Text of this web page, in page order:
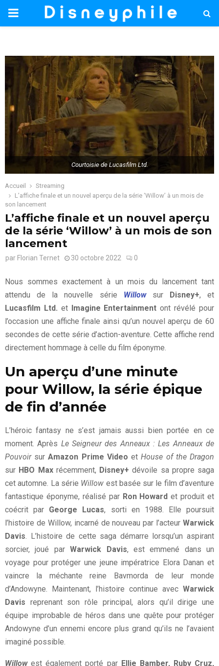
PRIMARY
Courtoisie de Lucasfilm Ltd.
Accueil
Streaming
L’affiche finale et un nouvel aperçu de la série ‘Willow’ à un mois de
son lancement
L’affiche finale et un nouvel aperçu
de la série ‘Willow’ à un mois de son
lancement
par Florian Ternet 30 octobre 2022 0
Nous sommes exactement à un mois du lancement tant
attendu de la nouvelle série Willow sur Disney+, et
Lucasfilm Ltd. et Imagine Entertainment ont révélé pour
l’occasion une affiche finale ainsi qu’un nouvel aperçu de 60
secondes de cette série d’action-aventure. Cette affiche rend
directement hommage à celle du film éponyme.
Un aperçu d’une minute
pour Willow, la série épique
de fin d’année
L’héroic fantasy ne s’est jamais aussi bien portée en ce
moment. Après Le Seigneur des Anneaux : Les Anneaux de
Pouvoir surAmazon Prime Video et House of the Dragon
sur HBO Maxrécemment, Disney+ dévoile sa propre saga
cet automne. La série Willow est basée sur le film d’aventure
fantastique éponyme, réalisé par Ron Howard et produit et
coécrit par George Lucas, sorti en 1988. Elle poursuit
l’histoire de Willow, incarné de nouveau par l’acteur Warwick
Davis . L’histoire de cette saga démarre lorsqu’un aspirant
sorcier, joué parWarwick Davis, est emmené dans un
voyage pour protéger une jeune impératrice Elora Danan et
vaincre la méchante reine Bavmorda de leur monde
d’Andowyne. Maintenant, l’histoire continue avec Warwick
Davis reprenant son rôle principal, alors qu’il dirige une
équipe improbable de héros dans une quête pour protéger
Andowyne d’un ennemi encore plus grand qu’ils ne l’avaient
imaginé possible.
Willowest également porté par Ellie Bamber, Ruby Cruz,